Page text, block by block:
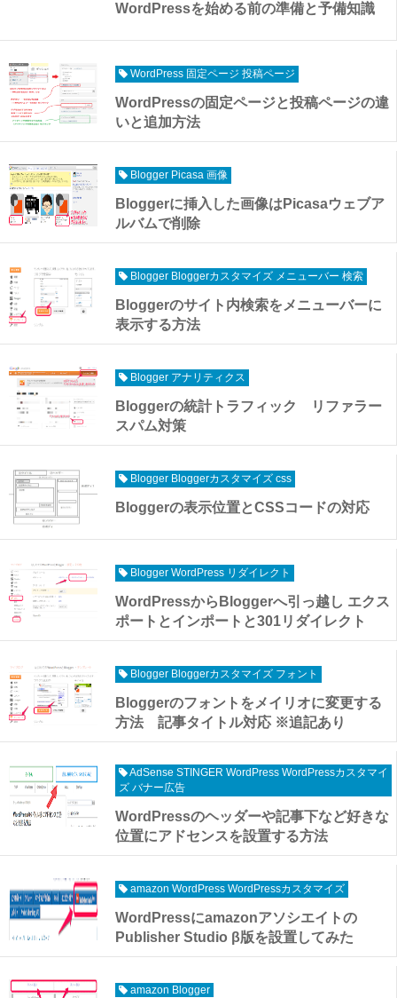
WordPressを始める前の準備と予備知識
WordPress 固定ページ 投稿ページ
WordPressの固定ページと投稿ページの違
いと追加方法
Blogger Picasa 画像
Bloggerに挿入した画像はPicasaウェブア
ルバムで削除
Blogger Bloggerカスタマイズ メニューバー 検索
Bloggerのサイト内検索をメニューバーに
表示する方法
Blogger アナリティクス
Bloggerの統計トラフィック リファラー
スパム対策
Blogger Bloggerカスタマイズ css
Bloggerの表示位置とCSSコードの対応
Blogger WordPress リダイレクト
WordPressからBloggerへ引っ越し エクス
ポートとインポートと301リダイレクト
Blogger Bloggerカスタマイズ フォント
Bloggerのフォントをメイリオに変更する
方法 記事タイトル対応 ※追記あり
AdSense STINGER WordPress WordPressカスタマイ
ズ バナー広告
WordPressのヘッダーや記事下など好きな
位置にアドセンスを設置する方法
amazon WordPress WordPressカスタマイズ
WordPressにamazonアソシエイトの
Publisher Studio β版を設置してみた
amazon Blogger